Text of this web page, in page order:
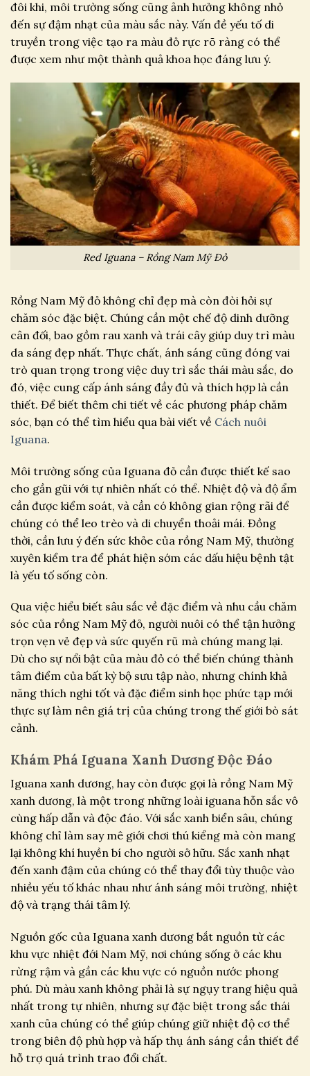
đôi khi, môi trường sống cũng ảnh hưởng không nhỏ
đến sự đậm nhạt của màu sắc này. Vấn đề yếu tố di
truyền trong việc tạo ra màu đỏ rực rõ ràng có thể
được xem như một thành quả khoa học đáng lưu ý.
Red Iguana – Rồng Nam Mỹ Đỏ
Rồng Nam Mỹ đỏ không chỉ đẹp mà còn đòi hỏi sự
chăm sóc đặc biệt. Chúng cần một chế độ dinh dưỡng
cân đối, bao gồm rau xanh và trái cây giúp duy trì màu
da sáng đẹp nhất. Thực chất, ánh sáng cũng đóng vai
trò quan trọng trong việc duy trì sắc thái màu sắc, do
đó, việc cung cấp ánh sáng đầy đủ và thích hợp là cần
thiết. Để biết thêm chi tiết về các phương pháp chăm
sóc, bạn có thể tìm hiểu qua bài viết về Cách nuôi
Iguana.
Môi trường sống của Iguana đỏ cần được thiết kế sao
cho gần gũi với tự nhiên nhất có thể. Nhiệt độ và độ ẩm
cần được kiểm soát, và cần có không gian rộng rãi để
chúng có thể leo trèo và di chuyển thoải mái. Đồng
thời, cần lưu ý đến sức khỏe của rồng Nam Mỹ, thường
xuyên kiểm tra để phát hiện sớm các dấu hiệu bệnh tật
là yếu tố sống còn.
Qua việc hiểu biết sâu sắc về đặc điểm và nhu cầu chăm
sóc của rồng Nam Mỹ đỏ, người nuôi có thể tận hưởng
trọn vẹn vẻ đẹp và sức quyến rũ mà chúng mang lại.
Dù cho sự nổi bật của màu đỏ có thể biến chúng thành
tâm điểm của bất kỳ bộ sưu tập nào, nhưng chính khả
năng thích nghi tốt và đặc điểm sinh học phức tạp mới
thực sự làm nên giá trị của chúng trong thế giới bò sát
cảnh.
Khám Phá Iguana Xanh Dương Độc Đáo
Iguana xanh dương, hay còn được gọi là rồng Nam Mỹ
xanh dương, là một trong những loài iguana hỗn sắc vô
cùng hấp dẫn và độc đáo. Với sắc xanh biển sâu, chúng
không chỉ làm say mê giới chơi thú kiểng mà còn mang
lại không khí huyền bí cho người sở hữu. Sắc xanh nhạt
đến xanh đậm của chúng có thể thay đổi tùy thuộc vào
nhiều yếu tố khác nhau như ánh sáng môi trường, nhiệt
độ và trạng thái tâm lý.
Nguồn gốc của Iguana xanh dương bắt nguồn từ các
khu vực nhiệt đới Nam Mỹ, nơi chúng sống ở các khu
rừng rậm và gần các khu vực có nguồn nước phong
phú. Dù màu xanh không phải là sự ngụy trang hiệu quả
nhất trong tự nhiên, nhưng sự đặc biệt trong sắc thái
xanh của chúng có thể giúp chúng giữ nhiệt độ cơ thể
trong biên độ phù hợp và hấp thụ ánh sáng cần thiết để
hỗ trợ quá trình trao đổi chất.